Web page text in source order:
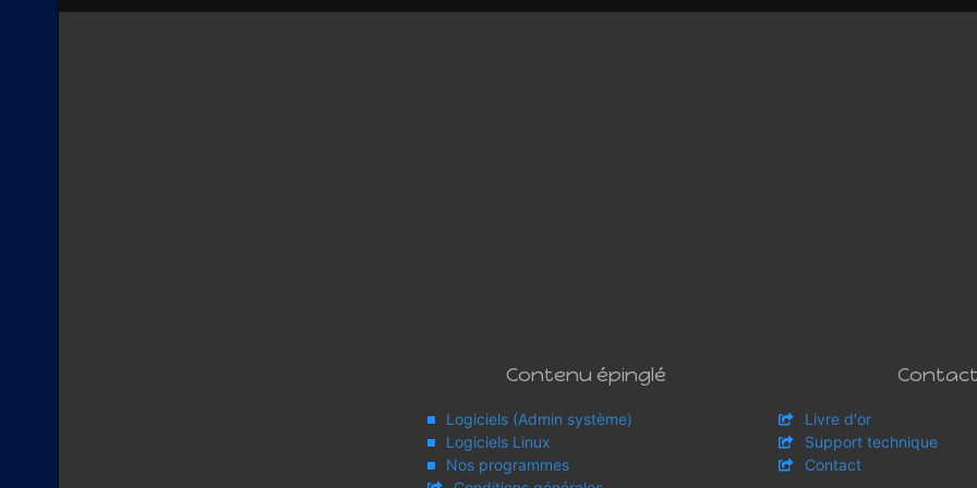
Contenu épinglé
Logiciels (Admin système)
Logiciels Linux
Nos programmes
Livre d'or
Support technique
Contact